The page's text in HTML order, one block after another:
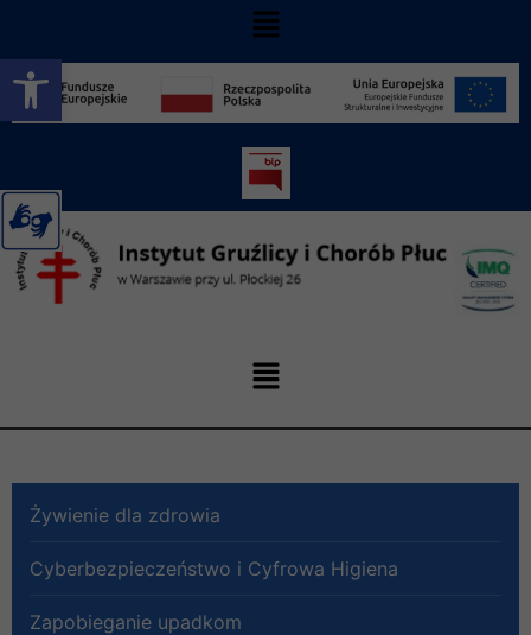
Otwórz pasek narzędzi
Żywienie dla zdrowia
Cyberbezpieczeństwo i Cyfrowa Higiena
Zapobieganie upadkom